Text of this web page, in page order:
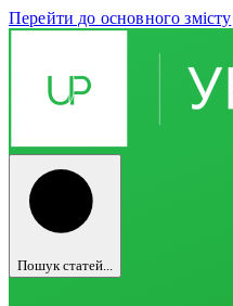
Перейти до основного змісту
Пошук статей...